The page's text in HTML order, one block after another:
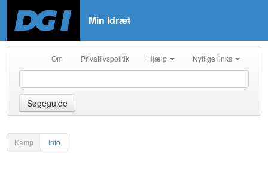
Min Idræt
Om Privatlivspolitik Hjælp Nyttige links
Søgeguide
Kamp Info